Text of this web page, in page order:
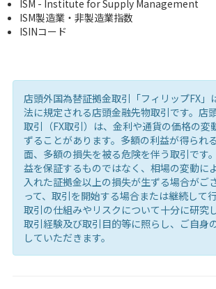
ISM - Institute for Supply Management
ISM製造業・非製造業指数
ISINコード
店頭外国為替証拠金取引「フィリップFX」
法に規定される店頭金融先物取引です。店
取引（FX取引）は、金利や通貨の価格の変
ずることがあります。多額の利益が得られ
面、多額の損失を被る危険を伴う取引です
益を保証するものではなく、相場の変動に
入れた証拠金以上の損失が生ずる場合がご
って、取引を開始する場合または継続して
取引の仕組みやリスクについて十分に研究
取引経験及び取引目的等に照らし、ご自身
していただきます。